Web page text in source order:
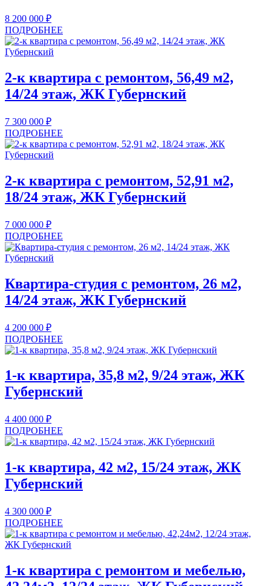
8 200 000 ₽
ПОДРОБНЕЕ
2-к квартира с ремонтом, 56,49 м2,
14/24 этаж, ЖК Губернский
7 300 000 ₽
ПОДРОБНЕЕ
2-к квартира с ремонтом, 52,91 м2,
18/24 этаж, ЖК Губернский
7 000 000 ₽
ПОДРОБНЕЕ
Квартира-студия с ремонтом, 26 м2,
14/24 этаж, ЖК Губернский
4 200 000 ₽
ПОДРОБНЕЕ
1-к квартира, 35,8 м2, 9/24 этаж, ЖК
Губернский
4 400 000 ₽
ПОДРОБНЕЕ
1-к квартира, 42 м2, 15/24 этаж, ЖК
Губернский
4 300 000 ₽
ПОДРОБНЕЕ
1-к квартира с ремонтом и мебелью,